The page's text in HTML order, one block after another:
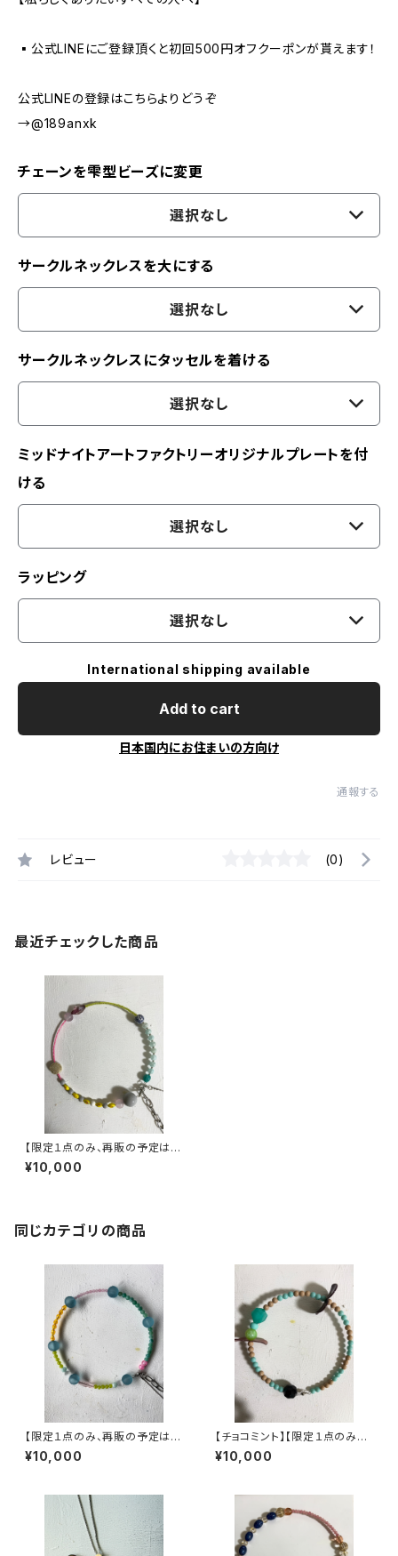
▪️公式LINEにご登録頂くと初回500円オフクーポンが貰えます！
公式LINEの登録はこちらよりどうぞ
→@189anxk
チェーンを雫型ビーズに変更
選択なし
サークルネックレスを大にする
選択なし
サークルネックレスにタッセルを着ける
選択なし
ミッドナイトアートファクトリーオリジナルプレートを付
ける
選択なし
ラッピング
選択なし
International shipping available
Add to cart
日本国内にお住まいの方向け
通報する
レビュー (0)
最近チェックした商品
【限定１点のみ、再販の予定はあ
りません】ヴィンテージパーツで
作った丸型3wayネックレス【3
¥10,000
同じカテゴリの商品
【限定１点のみ、再販の予定はあ
りません】ヴィンテージパーツで
作った丸型3wayネックレス【3
¥10,000
【チョコミント】【限定１点のみ、
再販の予定はありません】ヴィン
テージパーツで作った丸型3wa
¥10,000